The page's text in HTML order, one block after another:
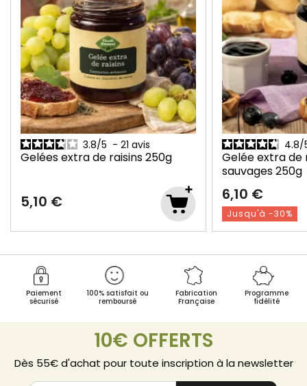
250g
4.8
Gelée extra de myrtilles
Paiement
sécurisé
100% satisfait ou
remboursé
Fabrication
Française
Programme
fidélité
10€ OFFERTS
Dès 55€ d'achat pour toute inscription à la newsletter